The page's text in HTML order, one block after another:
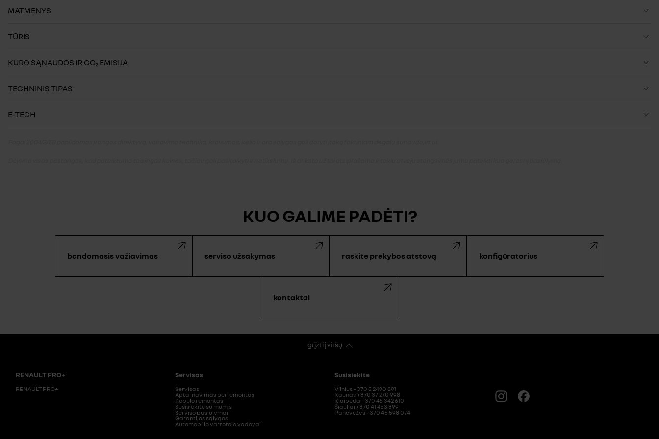
MATMENYS
TŪRIS
KURO SĄNAUDOS IR CO₂ EMISIJA
TECHNINIS TIPAS
E-TECH
KUO GALIME PADĖTI?
bandomasis važiavimas serviso užsakymas raskite prekybos atstovą konfigūratorius
kontaktai
grįžti į viršų
RENAULT PRO+
RENAULT PRO+
Servisas
Servisas
Aptarnavimas bei remontas
Kėbulo remontas
Susisiekite su mumis
Serviso pasiūlymai
Garantijos sąlygos
Automobilio vartotojo vadovai
Susisiekite
Vilnius +370 5 2490 891
Kaunas +370 37 270 998
Klaipėda +370 46 342 610
Šiauliai +370 41 453 399
Panevėžys +370 45 598 074
Instagram